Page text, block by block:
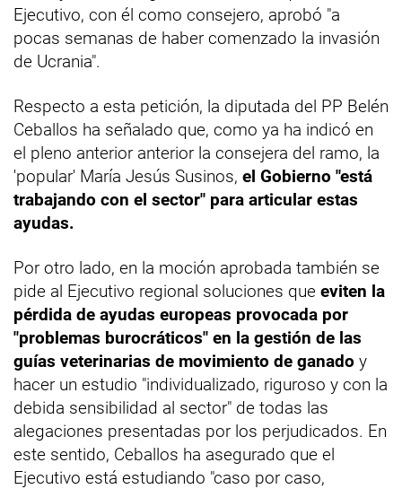
Ejecutivo, con él como consejero, aprobó "a
pocas semanas de haber comenzado la invasión
de Ucrania".
Respecto a esta petición, la diputada del PP Belén
Ceballos ha señalado que, como ya ha indicó en
el pleno anterior anterior la consejera del ramo, la
'popular' María Jesús Susinos, el Gobierno "está
trabajando con el sector" para articular estas
ayudas.
Por otro lado, en la moción aprobada también se
pide al Ejecutivo regional soluciones que eviten la
pérdida de ayudas europeas provocada por
"problemas burocráticos" en la gestión de las
guías veterinarias de movimiento de ganado y
hacer un estudio "individualizado, riguroso y con la
debida sensibilidad al sector" de todas las
alegaciones presentadas por los perjudicados. En
este sentido, Ceballos ha asegurado que el
Ejecutivo está estudiando "caso por caso,